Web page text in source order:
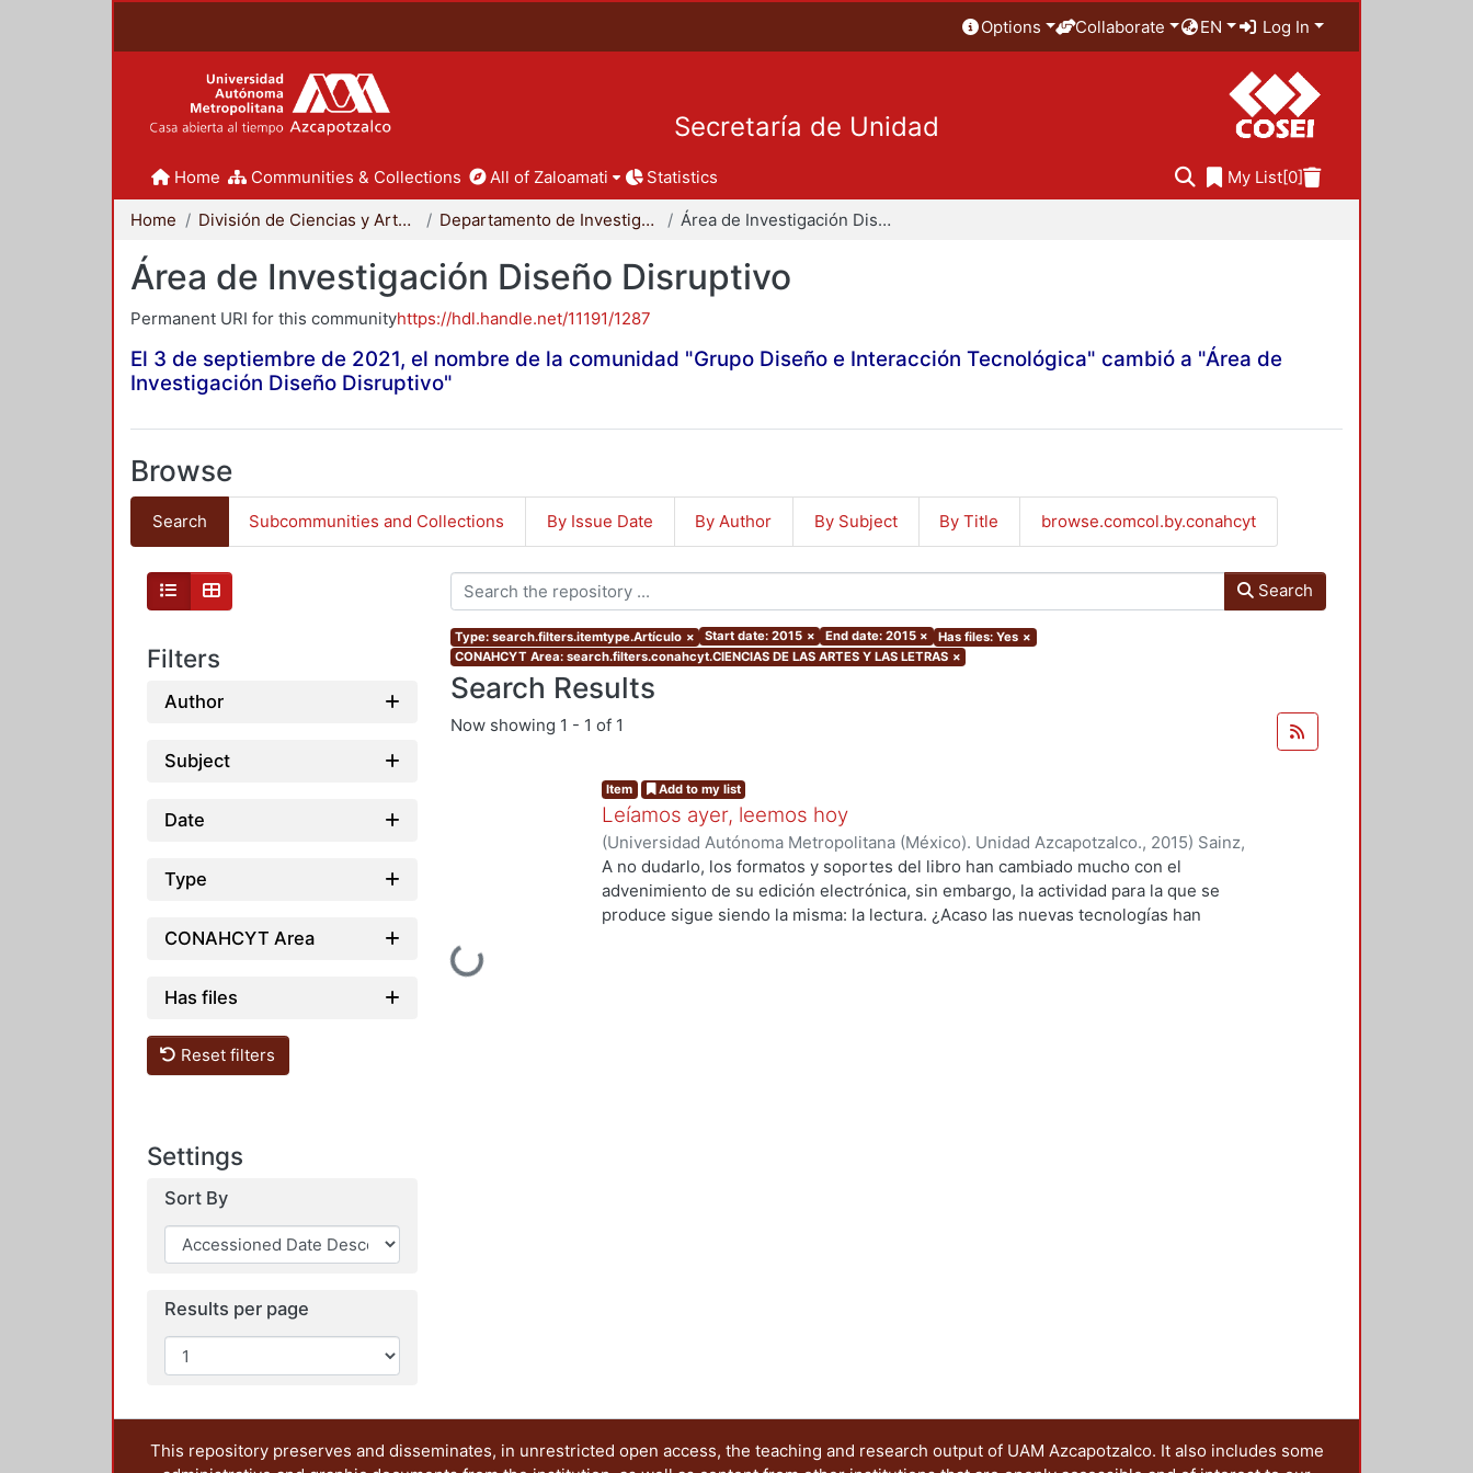
Options Collaborate EN Log In
Secretaría de Unidad
Home Communities & Collections All of Zaloamati Statistics My List[0]
Home División de Ciencias y Artes para el Diseño Departamento de Investigación y Conocimiento para el Diseño Área de Investigación Diseño Disruptivo
Área de Investigación Diseño Disruptivo
Permanent URI for this communityhttps://hdl.handle.net/11191/1287
El 3 de septiembre de 2021, el nombre de la comunidad "Grupo Diseño e Interacción Tecnológica" cambió a "Área de
Investigación Diseño Disruptivo"
Browse
Search Subcommunities and Collections By Issue Date By Author By Subject By Title browse.comcol.by.conahcyt
Filters
Author
Subject
Date
Type
CONAHCYT Area
Has files
Reset filters
Settings
Sort By
Results per page
Search
Type: search.filters.itemtype.Artículo × Start date: 2015 × End date: 2015 × Has files: Yes ×
CONAHCYT Area: search.filters.conahcyt.CIENCIAS DE LAS ARTES Y LAS LETRAS ×
Search Results
Now showing 1 - 1 of 1
Loading...
Item Add to my list
Leíamos ayer, leemos hoy
(Universidad Autónoma Metropolitana (México). Unidad Azcapotzalco., 2015) Sainz,
Itzel
A no dudarlo, los formatos y soportes del libro han cambiado mucho con el
advenimiento de su edición electrónica, sin embargo, la actividad para la que se
produce sigue siendo la misma: la lectura. ¿Acaso las nuevas tecnologías han
This repository preserves and disseminates, in unrestricted open access, the teaching and research output of UAM Azcapotzalco. It also includes some